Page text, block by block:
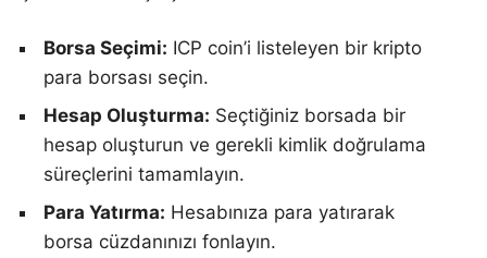
Borsa Seçimi: ICP coin’i listeleyen bir kripto
para borsası seçin.
Hesap Oluşturma: Seçtiğiniz borsada bir
hesap oluşturun ve gerekli kimlik doğrulama
süreçlerini tamamlayın.
Para Yatırma: Hesabınıza para yatırarak
borsa cüzdanınızı fonlayın.